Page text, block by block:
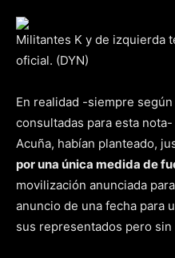
Militantes K y de izquierda
oficial. (DYN)
En realidad -siempre
consultadas para esta
Acuña, habían planteado,
por una única medida de
movilización anunciada
anuncio de una fecha para
sus representados pero